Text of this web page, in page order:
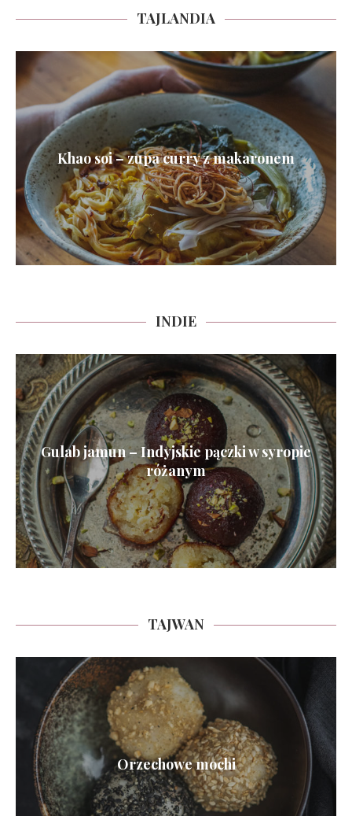
TAJLANDIA
Khao soi – zupa curry z makaronem
INDIE
Gulab jamun – Indyjskie pączki w syropie
różanym
TAJWAN
Orzechowe mochi